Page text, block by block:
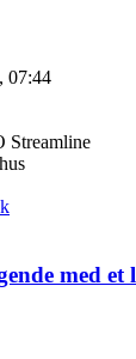
07:44
Streamline
med et